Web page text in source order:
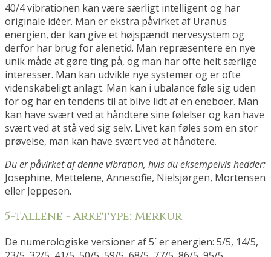
40/4 vibrationen kan være særligt intelligent og har
originale idéer. Man er ekstra påvirket af Uranus
energien, der kan give et højspændt nervesystem og
derfor har brug for alenetid. Man repræsentere en nye
unik måde at gøre ting på, og man har ofte helt særlige
interesser. Man kan udvikle nye systemer og er ofte
videnskabeligt anlagt. Man kan i ubalance føle sig uden
for og har en tendens til at blive lidt af en eneboer. Man
kan have svært ved at håndtere sine følelser og kan have
svært ved at stå ved sig selv. Livet kan føles som en stor
prøvelse, man kan have svært ved at håndtere.
Du er påvirket af denne vibration, hvis du eksempelvis hedder:
Josephine, Mettelene, Annesofie, Nielsjørgen, Mortensen
eller Jeppesen.
5-tallene - Arketype: Merkur
De numerologiske versioner af 5´ er energien: 5/5, 14/5,